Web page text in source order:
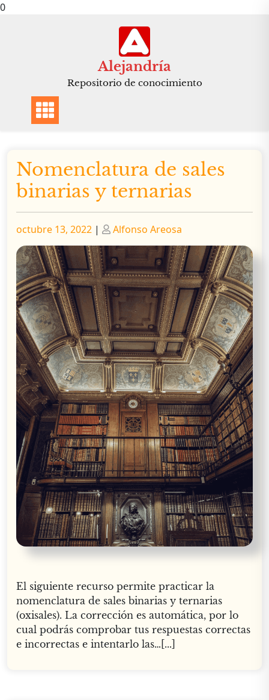
0
Alejandría
Repositorio de conocimiento
Nomenclatura de sales
binarias y ternarias
Publicado
octubre 13, 2022 | Publicado
Alfonso Areosa
El siguiente recurso permite practicar la
nomenclatura de sales binarias y ternarias
(oxisales). La corrección es automática, por lo
cual podrás comprobar tus respuestas correctas
e incorrectas e intentarlo las…[...]